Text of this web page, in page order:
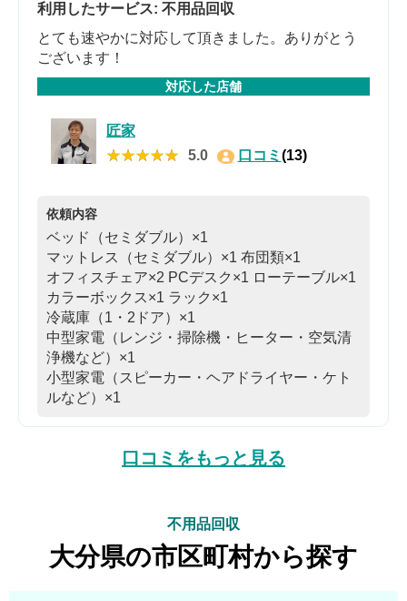
利用したサービス: 不用品回収
とても速やかに対応して頂きました。ありがとう
ございます！
対応した店舗
匠家
★★★★★
★★★★★ 5.0 口コミ (13)
依頼内容
ベッド（セミダブル）×1
マットレス（セミダブル）×1 布団類×1
オフィスチェア×2 PCデスク×1 ローテーブル×1
カラーボックス×1 ラック×1
冷蔵庫（1・2ドア）×1
中型家電（レンジ・掃除機・ヒーター・空気清
浄機など）×1
小型家電（スピーカー・ヘアドライヤー・ケト
ルなど）×1
口コミをもっと見る
不用品回収
大分県の市区町村から探す